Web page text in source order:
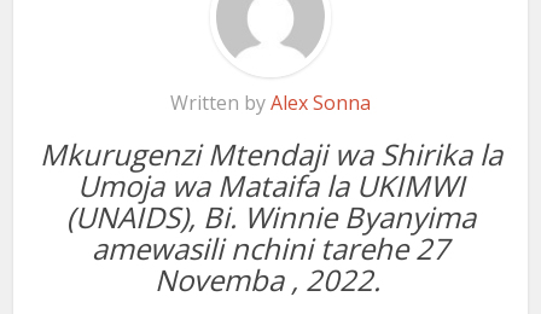
Written byAlex Sonna
Mkurugenzi Mtendaji wa Shirika la
Umoja wa Mataifa la UKIMWI
(UNAIDS), Bi. Winnie Byanyima
amewasili nchini tarehe 27
Novemba , 2022.